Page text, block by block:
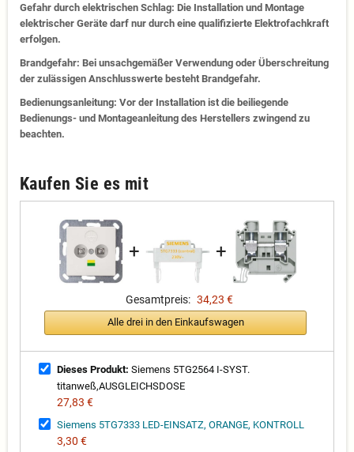
Gefahr durch elektrischen Schlag: Die Installation und Montage
elektrischer Geräte darf nur durch eine qualifizierte Elektrofachkraft
erfolgen.
Brandgefahr: Bei unsachgemäßer Verwendung oder Überschreitung
der zulässigen Anschlusswerte besteht Brandgefahr.
Bedienungsanleitung: Vor der Installation ist die beiliegende
Bedienungs- und Montageanleitung des Herstellers zwingend zu
beachten.
Kaufen Sie es mit
+ +
Gesamtpreis: 34,23 €
Alle drei in den Einkaufswagen
Dieses Produkt: Siemens 5TG2564 I-SYST.
titanweß,AUSGLEICHSDOSE
27,83 €
Siemens 5TG7333 LED-EINSATZ, ORANGE, KONTROLL
3,30 €